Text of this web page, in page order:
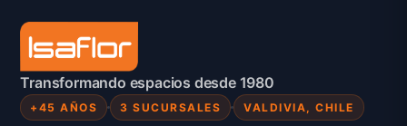
Transformando espacios desde 1980
+45 AÑOS 3 SUCURSALES VALDIVIA, CHILE